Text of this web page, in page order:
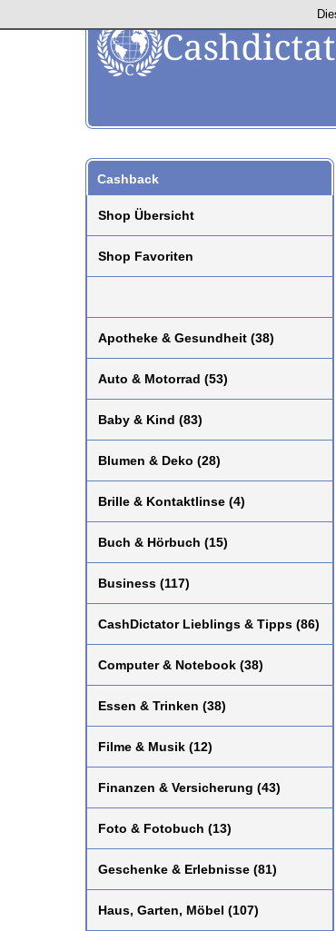
Cashback
Shop Übersicht
Shop Favoriten
Apotheke & Gesundheit (38)
Auto & Motorrad (53)
Baby & Kind (83)
Blumen & Deko (28)
Brille & Kontaktlinse (4)
Buch & Hörbuch (15)
Business (117)
CashDictator Lieblings & Tipps (86)
Computer & Notebook (38)
Essen & Trinken (38)
Filme & Musik (12)
Finanzen & Versicherung (43)
Foto & Fotobuch (13)
Geschenke & Erlebnisse (81)
Haus, Garten, Möbel (107)